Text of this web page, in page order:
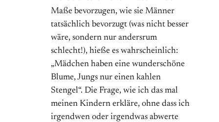
Maße bevorzugen, wie sie Männer
tatsächlich bevorzugt (was nicht besser
wäre, sondern nur andersrum
schlecht!), hieße es wahrscheinlich:
„Mädchen haben eine wunderschöne
Blume, Jungs nur einen kahlen
Stengel“. Die Frage, wie ich das mal
meinen Kindern erkläre, ohne dass ich
irgendwen oder irgendwas abwerte